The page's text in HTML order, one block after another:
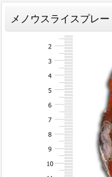
メノウスライスプレ